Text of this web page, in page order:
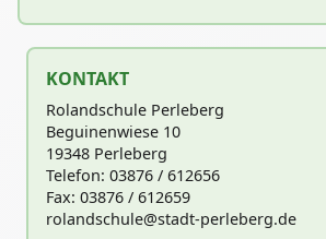
KONTAKT
Rolandschule Perleberg
Beguinenwiese 10
19348 Perleberg
Telefon: 03876 / 612656
Fax: 03876 / 612659
rolandschule@stadt-perleberg.de